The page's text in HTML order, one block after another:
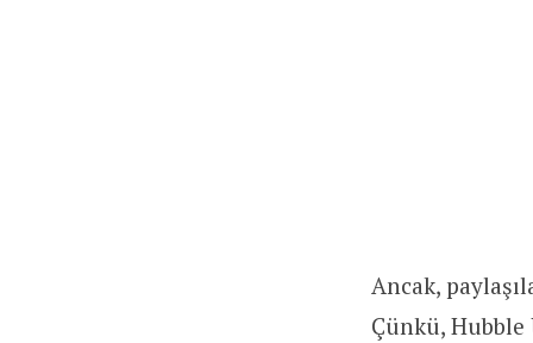
Ancak,
Çünkü, Hubble